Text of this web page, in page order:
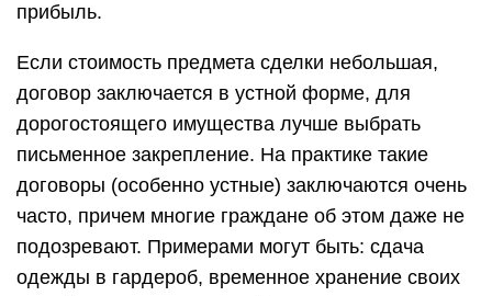
прибыль.
Если стоимость предмета сделки небольшая,
договор заключается в устной форме, для
дорогостоящего имущества лучше выбрать
письменное закрепление. На практике такие
договоры (особенно устные) заключаются очень
часто, причем многие граждане об этом даже не
подозревают. Примерами могут быть: сдача
одежды в гардероб, временное хранение своих